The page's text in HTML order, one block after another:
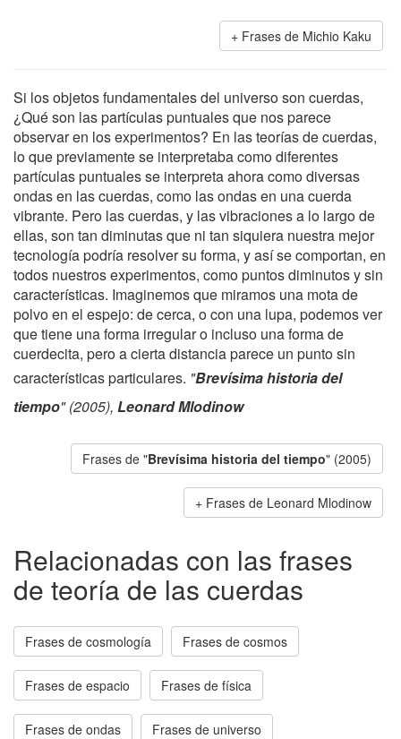
Frases de Michio Kaku
Si los objetos fundamentales del universo son cuerdas,
¿Qué son las partículas puntuales que nos parece
observar en los experimentos? En las teorías de cuerdas,
lo que previamente se interpretaba como diferentes
partículas puntuales se interpreta ahora como diversas
ondas en las cuerdas, como las ondas en una cuerda
vibrante. Pero las cuerdas, y las vibraciones a lo largo de
ellas, son tan diminutas que ni tan siquiera nuestra mejor
tecnología podría resolver su forma, y así se comportan, en
todos nuestros experimentos, como puntos diminutos y sin
características. Imaginemos que miramos una mota de
polvo en el espejo: de cerca, o con una lupa, podemos ver
que tiene una forma irregular o incluso una forma de
cuerdecita, pero a cierta distancia parece un punto sin
características particulares. "Brevísima historia del
tiempo" (2005), Leonard Mlodinow
Frases de "Brevísima historia del tiempo" (2005)
Frases de Leonard Mlodinow
Relacionadas con las frases
de teoría de las cuerdas
Frases de cosmología Frases de cosmos
Frases de espacio Frases de física
Frases de ondas Frases de universo